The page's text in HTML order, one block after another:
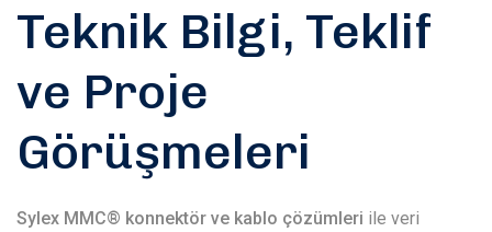
Teknik Bilgi, Teklif
ve Proje
Görüşmeleri
Sylex MMC® konnektör ve kablo çözümleri ile veri